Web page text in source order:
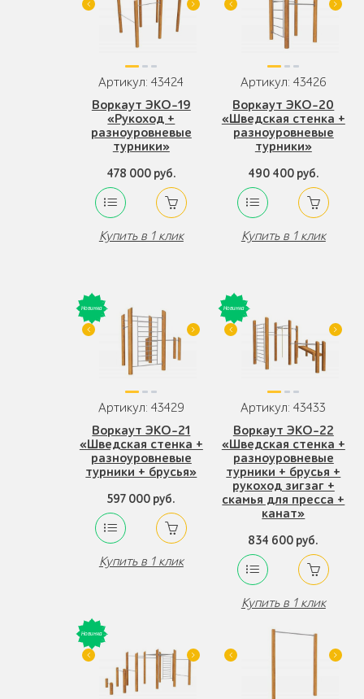
Артикул: 43424
Воркаут ЭКО-19
«Рукоход +
разноуровневые
турники»
478 000 руб.
Купить в 1 клик
Артикул: 43426
Воркаут ЭКО-20
«Шведская стенка +
разноуровневые
турники»
490 400 руб.
Купить в 1 клик
Артикул: 43429
Воркаут ЭКО-21
«Шведская стенка +
разноуровневые
турники + брусья»
597 000 руб.
Купить в 1 клик
Артикул: 43433
Воркаут ЭКО-22
«Шведская стенка +
разноуровневые
турники + брусья +
рукоход зигзаг +
скамья для пресса +
канат»
834 600 руб.
Купить в 1 клик